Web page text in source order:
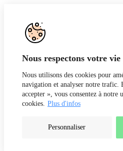
Nous respectons votre
Nous utilisons des cookies pour
navigation et analyser notre trafic.
accepter », vous consentez à notre
cookies. Plus d'infos
Personnaliser